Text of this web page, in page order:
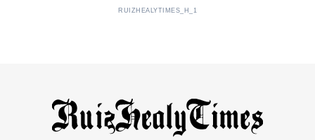
RUIZHEALYTIMES_H_1